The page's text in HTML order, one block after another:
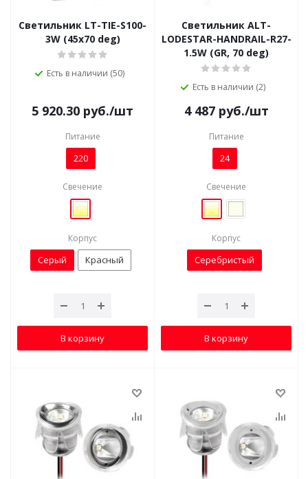
Светильник LT-TIE-S100-
3W (45x70 deg)
Есть в наличии (50)
5 920.30 руб./шт
Питание
220
Свечение
Корпус
Серый Красный
В корзину
Светильник ALT-
LODESTAR-HANDRAIL-R27-
1.5W (GR, 70 deg)
Есть в наличии (2)
4 487руб./шт
Питание
24
Свечение
Корпус
Серебристый
В корзину